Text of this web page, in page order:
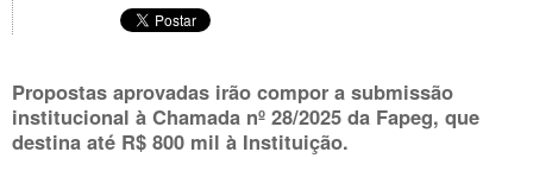
Propostas aprovadas irão compor a submissão
institucional à Chamada nº 28/2025 da Fapeg, que
destina até R$ 800 mil à Instituição.